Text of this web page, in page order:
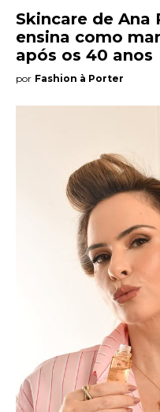
Skincare de Ana
ensina como
após os 40 anos
por Fashion à Porter